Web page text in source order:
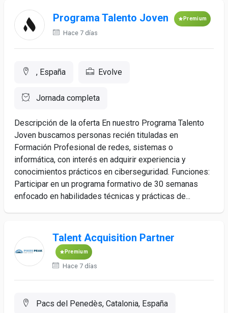
Programa Talento Joven Premium
Hace 7 días
, España Evolve
Jornada completa
Descripción de la oferta En nuestro Programa Talento
Joven buscamos personas recién tituladas en
Formación Profesional de redes, sistemas o
informática, con interés en adquirir experiencia y
conocimientos prácticos en ciberseguridad. Funciones:
Participar en un programa formativo de 30 semanas
enfocado en habilidades técnicas y prácticas de...
Talent Acquisition Partner
Premium
Hace 7 días
Pacs del Penedès, Catalonia, España